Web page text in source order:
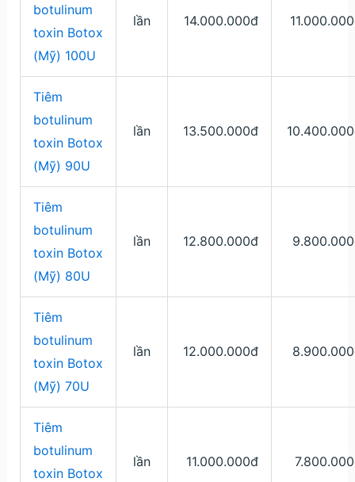
botulinum
toxin Botox
(Mỹ) 100U
lần 14.000.000đ
Tiêm
botulinum
toxin Botox
(Mỹ) 90U
lần 13.500.000đ
Tiêm
botulinum
toxin Botox
(Mỹ) 80U
lần 12.800.000đ
Tiêm
botulinum
toxin Botox
(Mỹ) 70U
lần 12.000.000đ
Tiêm
botulinum
toxin Botox
lần 11.000.000đ